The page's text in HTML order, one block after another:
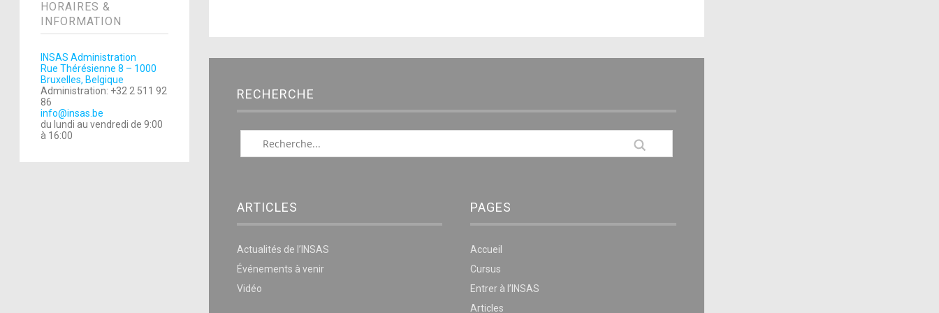
HORAIRES &
INFORMATION
INSAS Administration
Rue Thérésienne 8 – 1000
Bruxelles, Belgique
Administration: +32 2 511 92
86
info@insas.be
du lundi au vendredi de 9:00
à 16:00
RECHERCHE
ARTICLES
Actualités de l’INSAS
Événements à venir
Vidéo
PAGES
Accueil
Cursus
Entrer à l’INSAS
Articles